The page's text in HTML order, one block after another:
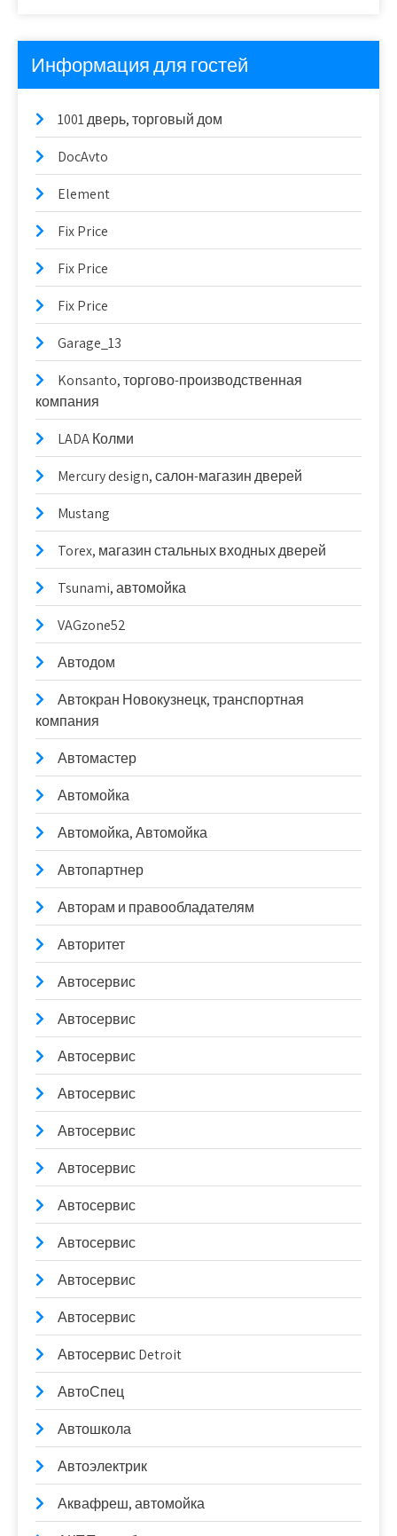
Информация для гостей
1001 дверь, торговый дом
DocAvto
Element
Fix Price
Fix Price
Fix Price
Garage_13
Konsanto, торгово-производственная
компания
LADA Колми
Mercury design, салон-магазин дверей
Mustang
Torex, магазин стальных входных дверей
Tsunami, автомойка
VAGzone52
Автодом
Автокран Новокузнецк, транспортная
компания
Автомастер
Автомойка
Автомойка, Автомойка
Автопартнер
Авторам и правообладателям
Авторитет
Автосервис
Автосервис
Автосервис
Автосервис
Автосервис
Автосервис
Автосервис
Автосервис
Автосервис
Автосервис
Автосервис Detroit
АвтоСпец
Автошкола
Автоэлектрик
Аквафреш, автомойка